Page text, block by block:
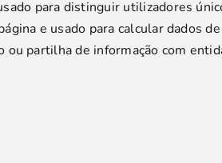
para distinguir utilizadores
e usado para calcular dados
partilha de informação com